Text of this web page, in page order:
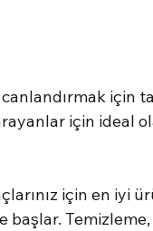
için
için ideal
için en iyi
başlar.